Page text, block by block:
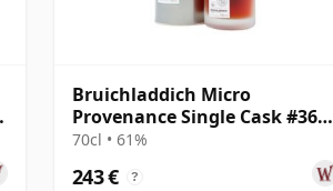
Bruichladdich Micro
Provenance Single Cask #3668
2007 12 años
70cl • 61%
243 € ?